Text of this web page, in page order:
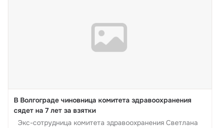
В Волгограде чиновница комитета здравоохранения
сядет на 7 лет за взятки
Экс-сотрудница комитета здравоохранения Светлана